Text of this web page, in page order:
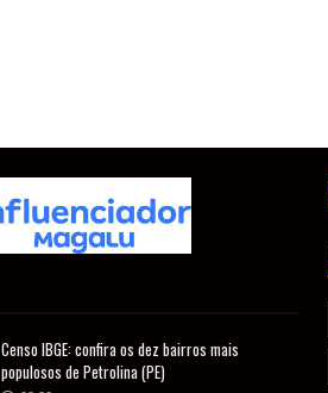
Censo IBGE: confira os dez bairros mais
populosos de Petrolina (PE)